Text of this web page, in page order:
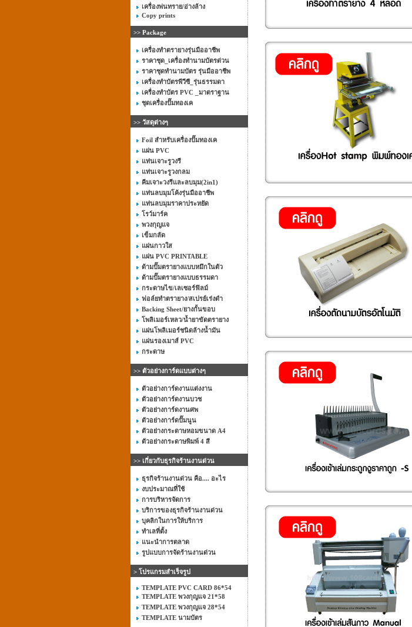
เครื่องพ่นทราย/อ่างล้าง
Copy prints
>> Package
เครื่องทำตรายางรุ่นมืออาชีพ
ราคาชุด_เครื่องทำนามบัตรด่วน
ราคาชุดทำนามบัตร รุ่นมืออาชีพ
เครื่องทำบัตรพีวีซี_รุ่นธรรมดา
เครื่องทำบัตร PVC _มาตราฐาน
ชุดเครื่องปั๊มทองเค
>> วัสดุต่างๆ
Foil สำหรับเครื่องปั๊มทองเค
แผ่น PVC
แท่นเจาะรูวงรี
แท่นเจาะรูวงกลม
คีมเจาะวงรีและลบมุม(2in1)
แท่นลบมุมโค้งรุ่นมืออาชีพ
แท่นลบมุมราคาประหยัด
โรว์มาร์ค
พวงกุญแจ
เข็มกลัด
แผ่นกาวใส
แผ่น PVC PRINTABLE
ด้ามปั๊มตรายางแบบหมึกในตัว
ด้ามปั๊มตรายางแบบธรรมดา
กระดาษไข/เลเซอร์ฟิลม์
ฟอล์ยทำตรายาง/สเปรย์เร่งดำ
Backing Sheet/ยางกั้นขอบ
โพลิเมอร์เหลว/น้ำยาขัดตรายาง
แผ่นโพลิเมอร์ชนิดล้างน้ำมัน
แผ่นรองเมาส์ PVC
กระดาษ
>> ตัวอย่างการ์ดแบบต่างๆ
ตัวอย่างการ์ดงานแต่งงาน
ตัวอย่างการ์ดงานบวช
ตัวอย่างการ์ดงานศพ
ตัวอย่างการ์ดปั๊มนูน
ตัวอย่างกระดาษหอมขนาด A4
ตัวอย่างกระดาษพิมพ์ 4 สี
>> เกี่ยวกับธุรกิจร้านงานด่วน
ธุรกิจร้านงานด่วน คือ.... อะไร
งบประมาณที่ใช้
การบริหารจัดการ
บริการของธุรกิจร้านงานด่วน
บุคลิกในการให้บริการ
ทำเลที่ตั้ง
แนะนำการตลาด
รูปแบบการจัดร้านงานด่วน
> โปรแกรมสำเร็จรูป
TEMPLATE PVC CARD 86*54
TEMPLATE พวงกุญแจ 21*58
TEMPLATE พวงกุญแจ 28*54
TEMPLATE นามบัตร